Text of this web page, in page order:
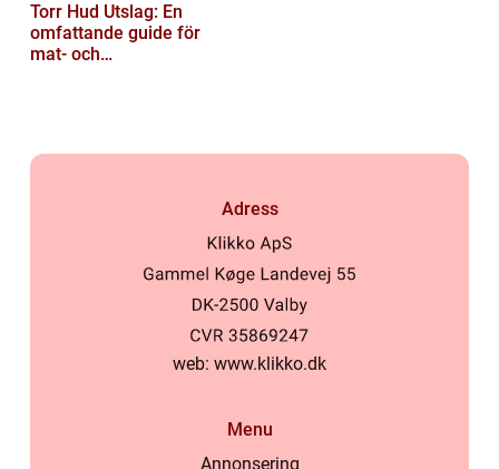
Torr Hud Utslag: En
omfattande guide för
mat- och
Adress
web: www.klikko.dk
Menu
Annonsering